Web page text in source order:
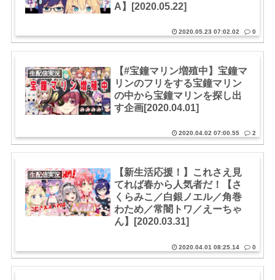
A】[2020.05.22]
2020.05.23 07:02.02 0
生配信実況
【#宝鐘マリン増殖中】宝鐘マ
リンのフリをする宝鐘マリン
の中から宝鐘マリンを探し出
す企画[2020.04.01]
2020.04.02 07:00.55 2
生配信実況
【新生活応援！】これさえ見
てれば春から人気者だ！【さ
くらみこ／白銀ノエル／角巻
わため／常闇トワ／えーちゃ
ん】[2020.03.31]
2020.04.01 08:25.14 0